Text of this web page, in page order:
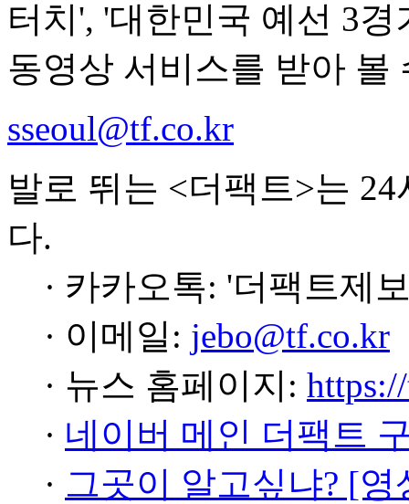
터치', '대한민국 예선 3
동영상 서비스를 받아 볼
sseoul@tf.co.kr
발로 뛰는 <더팩트>는
다.
· 카카오톡: '더팩트제
· 이메일: jebo@tf.co.kr
· 뉴스 홈페이지:
· 네이버 메인 더팩트
· 그곳이 알고싶냐? [